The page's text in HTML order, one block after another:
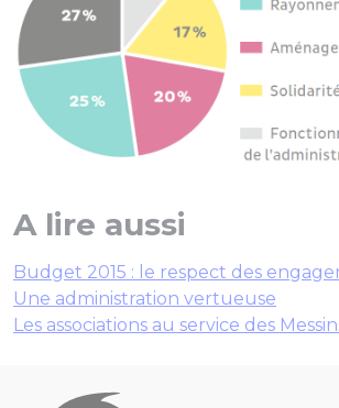
A lire aussi
Budget 2015 : le respect des
Une administration vertueuse
Les associations au service des